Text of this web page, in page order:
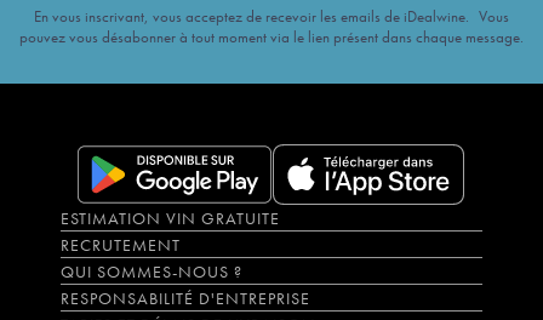
En vous inscrivant, vous acceptez de recevoir les emails de iDealwine. Vous
pouvez vous désabonner à tout moment via le lien présent dans chaque message.
ESTIMATION VIN GRATUITE
RECRUTEMENT
QUI SOMMES-NOUS ?
RESPONSABILITÉ D'ENTREPRISE